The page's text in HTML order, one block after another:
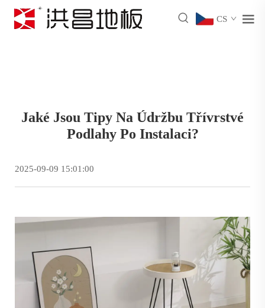
CS
Jaké Jsou Tipy Na Údržbu Třívrstvé
Podlahy Po Instalaci?
2025-09-09 15:01:00